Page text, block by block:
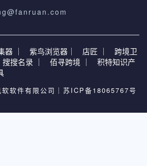
器 ｜ 紫鸟浏览器｜ 店匠 ｜
跨境卫
搜搜名录 ｜ 佰寻跨境 ｜
积特知识产
软件有限公司｜ 苏ICP备18065767号